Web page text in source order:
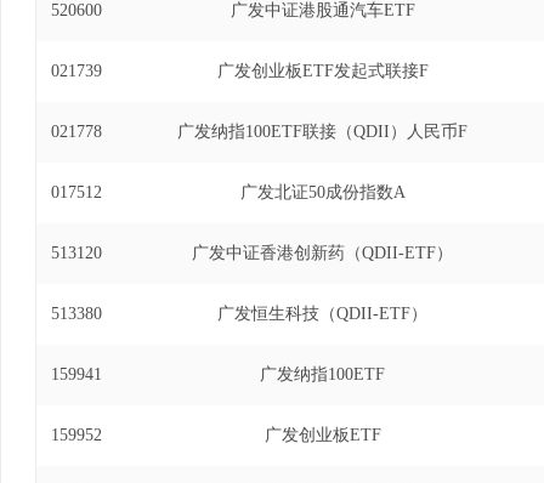
520600 广发中证港股通汽车ETF
021739 广发创业板ETF发起式联接F
021778 广发纳指100ETF联接（QDII）人民币F
017512 广发北证50成份指数A
513120 广发中证香港创新药（QDII-ETF）
513380 广发恒生科技（QDII-ETF）
159941 广发纳指100ETF
159952 广发创业板ETF